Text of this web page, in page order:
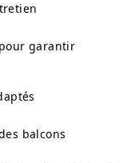
garantir
balcons